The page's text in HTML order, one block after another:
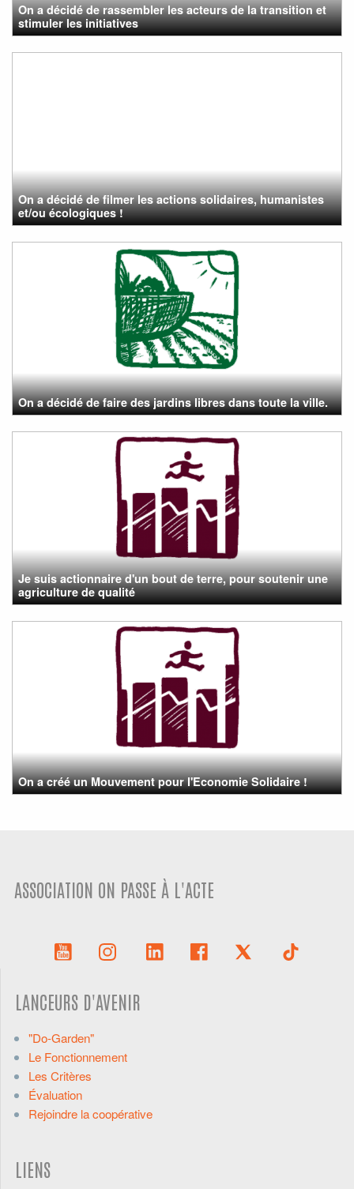
On a décidé de rassembler les acteurs de la transition et
stimuler les initiatives
On a décidé de filmer les actions solidaires, humanistes
et/ou écologiques !
On a décidé de faire des jardins libres dans toute la ville.
Je suis actionnaire d'un bout de terre, pour soutenir une
agriculture de qualité
On a créé un Mouvement pour l'Economie Solidaire !
ASSOCIATION ON PASSE À L'ACTE
LANCEURS D'AVENIR
"Do-Garden"
Le Fonctionnement
Les Critères
Évaluation
Rejoindre la coopérative
LIENS